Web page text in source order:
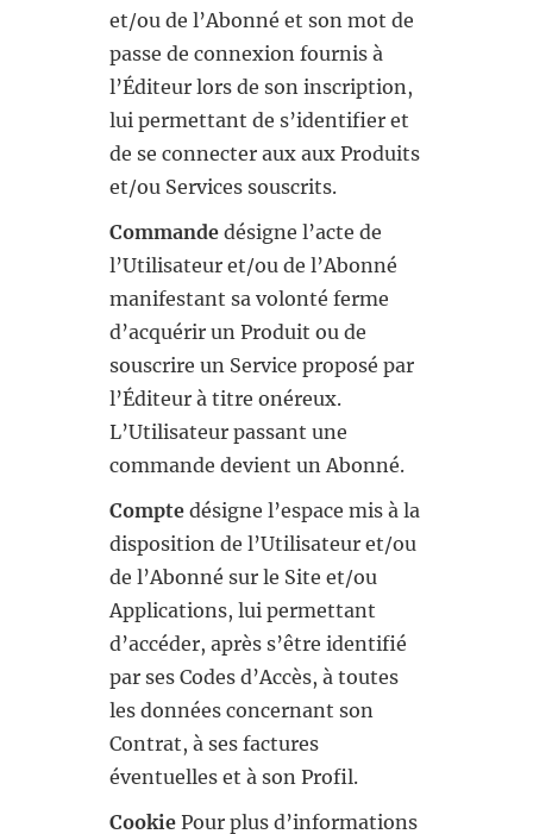
et/ou de l’Abonné et son mot de
passe de connexion fournis à
l’Éditeur lors de son inscription,
lui permettant de s’identifier et
de se connecter aux aux Produits
et/ou Services souscrits.
Commande désigne l’acte de
l’Utilisateur et/ou de l’Abonné
manifestant sa volonté ferme
d’acquérir un Produit ou de
souscrire un Service proposé par
l’Éditeur à titre onéreux.
L’Utilisateur passant une
commande devient un Abonné.
Compte désigne l’espace mis à la
disposition de l’Utilisateur et/ou
de l’Abonné sur le Site et/ou
Applications, lui permettant
d’accéder, après s’être identifié
par ses Codes d’Accès, à toutes
les données concernant son
Contrat, à ses factures
éventuelles et à son Profil.
Cookie Pour plus d’informations